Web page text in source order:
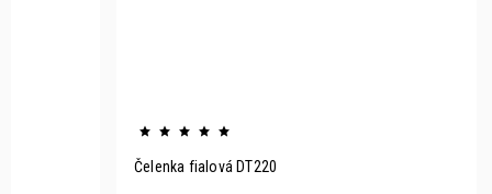
Čelenka fialová DT220